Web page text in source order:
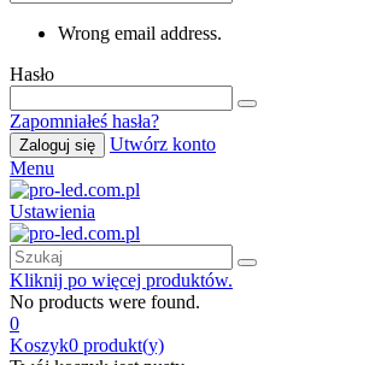
Wrong email address.
Hasło
Zapomniałeś hasła?
Zaloguj się
Utwórz konto
Menu
Ustawienia
Kliknij po więcej produktów.
No products were found.
0
Koszyk0 produkt(y)